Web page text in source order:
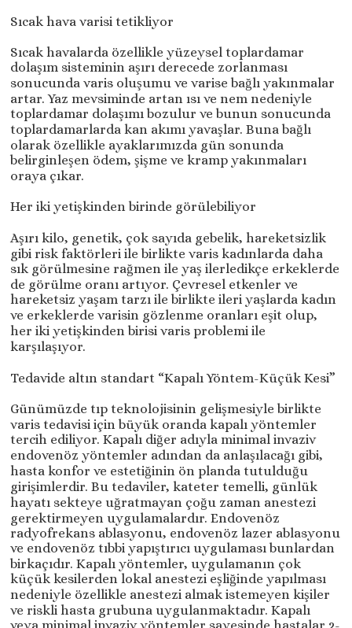
Sıcak hava varisi tetikliyor
Sıcak havalarda özellikle yüzeysel toplardamar
dolaşım sisteminin aşırı derecede zorlanması
sonucunda varis oluşumu ve varise bağlı yakınmalar
artar. Yaz mevsiminde artan ısı ve nem nedeniyle
toplardamar dolaşımı bozulur ve bunun sonucunda
toplardamarlarda kan akımı yavaşlar. Buna bağlı
olarak özellikle ayaklarımızda gün sonunda
belirginleşen ödem, şişme ve kramp yakınmaları
oraya çıkar.
Her iki yetişkinden birinde görülebiliyor
Aşırı kilo, genetik, çok sayıda gebelik, hareketsizlik
gibi risk faktörleri ile birlikte varis kadınlarda daha
sık görülmesine rağmen ile yaş ilerledikçe erkeklerde
de görülme oranı artıyor. Çevresel etkenler ve
hareketsiz yaşam tarzı ile birlikte ileri yaşlarda kadın
ve erkeklerde varisin gözlenme oranları eşit olup,
her iki yetişkinden birisi varis problemi ile
karşılaşıyor.
Tedavide altın standart “Kapalı Yöntem-Küçük Kesi”
Günümüzde tıp teknolojisinin gelişmesiyle birlikte
varis tedavisi için büyük oranda kapalı yöntemler
tercih ediliyor. Kapalı diğer adıyla minimal invaziv
endovenöz yöntemler adından da anlaşılacağı gibi,
hasta konfor ve estetiğinin ön planda tutulduğu
girişimlerdir. Bu tedaviler, kateter temelli, günlük
hayatı sekteye uğratmayan çoğu zaman anestezi
gerektirmeyen uygulamalardır. Endovenöz
radyofrekans ablasyonu, endovenöz lazer ablasyonu
ve endovenöz tıbbi yapıştırıcı uygulaması bunlardan
birkaçıdır. Kapalı yöntemler, uygulamanın çok
küçük kesilerden lokal anestezi eşliğinde yapılması
nedeniyle özellikle anestezi almak istemeyen kişiler
ve riskli hasta grubuna uygulanmaktadır. Kapalı